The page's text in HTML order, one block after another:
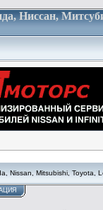
Ниссан,
Nissan, Mitsubishi, Toyota,